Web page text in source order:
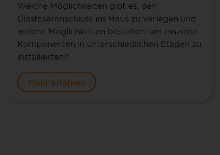
Welche Möglichkeiten gibt es, den
Glasfaseranschluss ins Haus zu verlegen und
welche Möglichkeiten bestehen, um einzelne
Komponenten in unterschiedlichen Etagen zu
installierten?
Mehr erfahren